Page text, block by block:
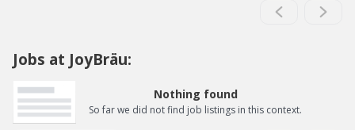
Jobs at JoyBräu:
Nothing found
So far we did not find job listings in this context.